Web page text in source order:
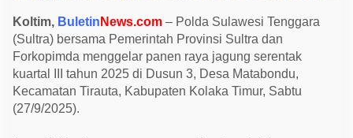
u
k
t
i
K
o
m
Koltim, Buletin News.com – Polda Sulawesi Tenggara
(Sultra) bersama Pemerintah Provinsi Sultra dan
Forkopimda menggelar panen raya jagung serentak
kuartal III tahun 2025 di Dusun 3, Desa Matabondu,
Kecamatan Tirauta, Kabupaten Kolaka Timur, Sabtu
(27/9/2025).